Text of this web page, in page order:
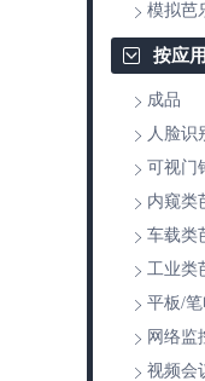
模拟芭
按应
成品
人脸识
可视门
内窥类
车载类
工业类
平板/
网络监
视频会